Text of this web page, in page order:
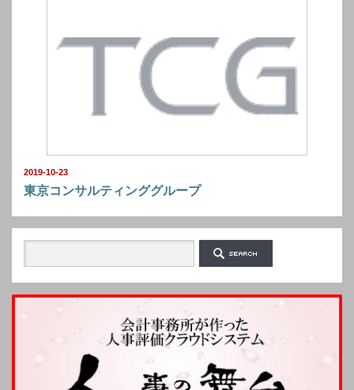
2019-10-23
東京コンサルティンググループ